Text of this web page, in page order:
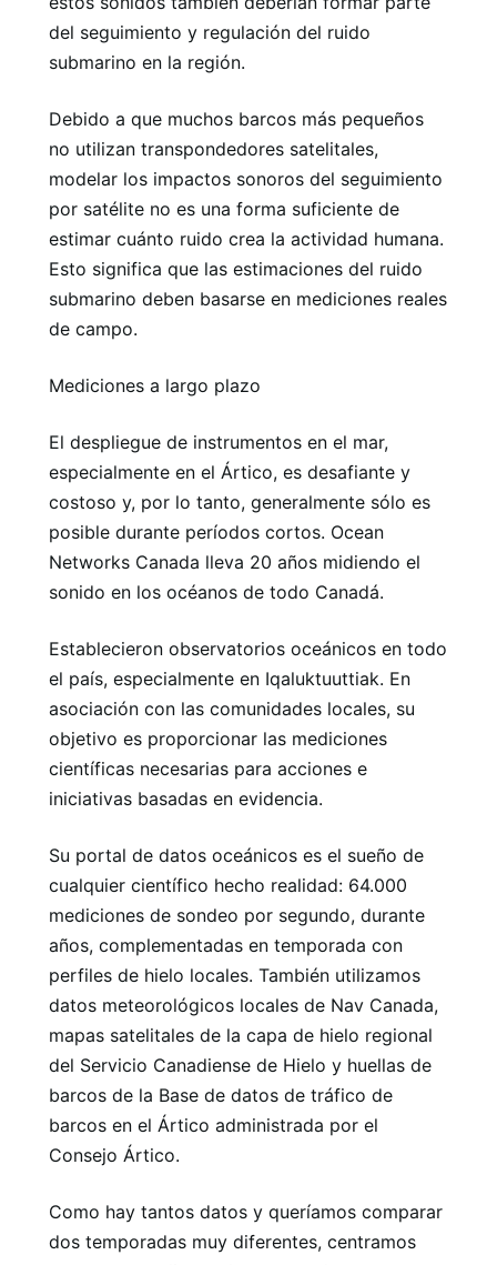
del seguimiento y regulación del ruido
submarino en la región.
Debido a que muchos barcos más pequeños
no utilizan transpondedores satelitales,
modelar los impactos sonoros del seguimiento
por satélite no es una forma suficiente de
estimar cuánto ruido crea la actividad humana.
Esto significa que las estimaciones del ruido
submarino deben basarse en mediciones reales
de campo.
Mediciones a largo plazo
El despliegue de instrumentos en el mar,
especialmente en el Ártico, es desafiante y
costoso y, por lo tanto, generalmente sólo es
posible durante períodos cortos. Ocean
Networks Canada lleva 20 años midiendo el
sonido en los océanos de todo Canadá.
Establecieron observatorios oceánicos en todo
el país, especialmente en Iqaluktuuttiak. En
asociación con las comunidades locales, su
objetivo es proporcionar las mediciones
científicas necesarias para acciones e
iniciativas basadas en evidencia.
Su portal de datos oceánicos es el sueño de
cualquier científico hecho realidad: 64.000
mediciones de sondeo por segundo, durante
años, complementadas en temporada con
perfiles de hielo locales. También utilizamos
datos meteorológicos locales de Nav Canada,
mapas satelitales de la capa de hielo regional
del Servicio Canadiense de Hielo y huellas de
barcos de la Base de datos de tráfico de
barcos en el Ártico administrada por el
Consejo Ártico.
Como hay tantos datos y queríamos comparar
dos temporadas muy diferentes, centramos